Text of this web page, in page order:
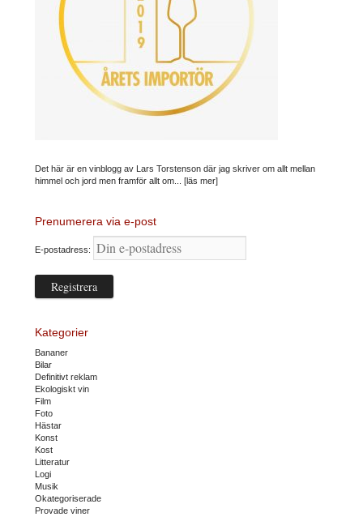
Det här är en vinblogg av Lars Torstenson där jag skriver om allt mellan
himmel och jord men framför allt om... [läs mer]
Prenumerera via e-post
E-postadress:
Kategorier
Bananer
Bilar
Definitivt reklam
Ekologiskt vin
Film
Foto
Hästar
Konst
Kost
Litteratur
Logi
Musik
Okategoriserade
Provade viner